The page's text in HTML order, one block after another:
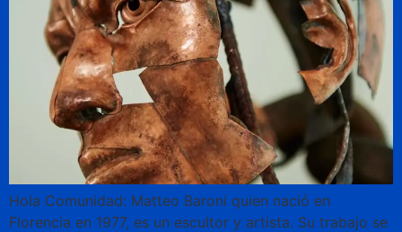
Hola Comunidad: Matteo Baroni quien nació en
Florencia en 1977, es un escultor y artista. Su trabajo se